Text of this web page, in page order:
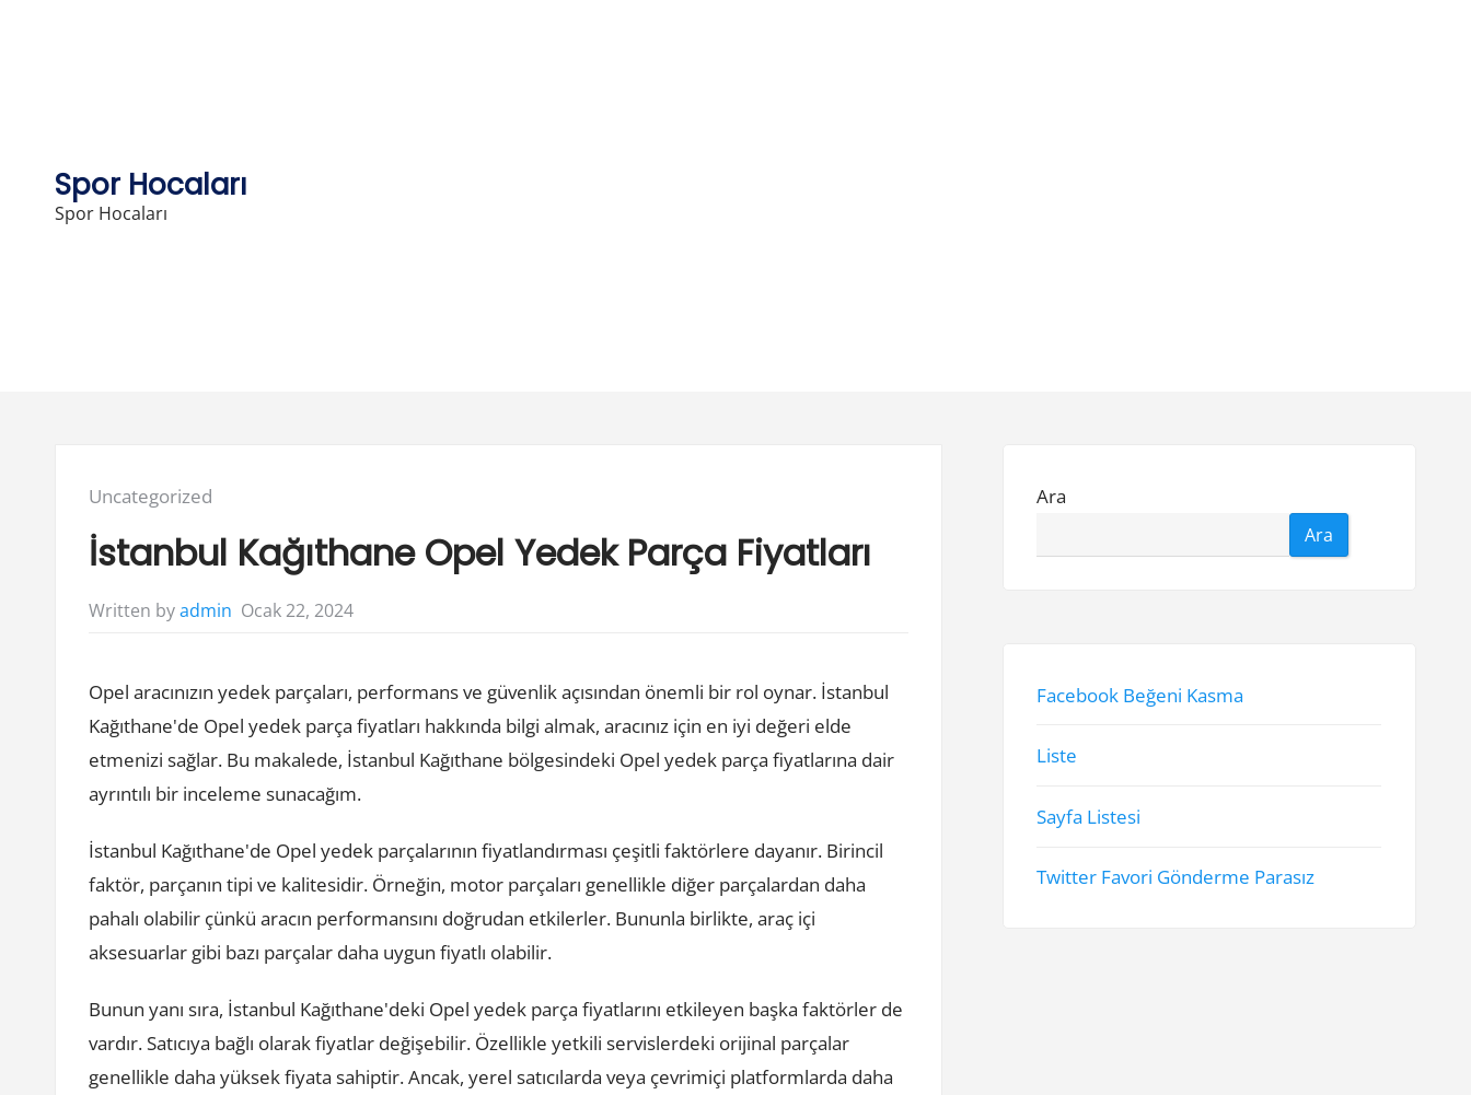
Spor Hocaları
Spor Hocaları
Posted
in:
Uncategorized
İstanbul Kağıthane Opel Yedek Parça Fiyatları
Written byadmin Ocak 22, 2024
Opel aracınızın yedek parçaları, performans ve güvenlik açısından önemli bir rol oynar. İstanbul
Kağıthane'de Opel yedek parça fiyatları hakkında bilgi almak, aracınız için en iyi değeri elde
etmenizi sağlar. Bu makalede, İstanbul Kağıthane bölgesindeki Opel yedek parça fiyatlarına dair
ayrıntılı bir inceleme sunacağım.
İstanbul Kağıthane'de Opel yedek parçalarının fiyatlandırması çeşitli faktörlere dayanır. Birincil
faktör, parçanın tipi ve kalitesidir. Örneğin, motor parçaları genellikle diğer parçalardan daha
pahalı olabilir çünkü aracın performansını doğrudan etkilerler. Bununla birlikte, araç içi
aksesuarlar gibi bazı parçalar daha uygun fiyatlı olabilir.
Bunun yanı sıra, İstanbul Kağıthane'deki Opel yedek parça fiyatlarını etkileyen başka faktörler de
vardır. Satıcıya bağlı olarak fiyatlar değişebilir. Özellikle yetkili servislerdeki orijinal parçalar
genellikle daha yüksek fiyata sahiptir. Ancak, yerel satıcılarda veya çevrimiçi platformlarda daha
Ara
Ara
Facebook Beğeni Kasma
Liste
Sayfa Listesi
Twitter Favori Gönderme Parasız